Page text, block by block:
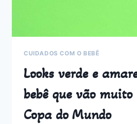
CUIDADOS COM O BEBÊ
Looks verde e
bebê que vão
Copa do Mundo